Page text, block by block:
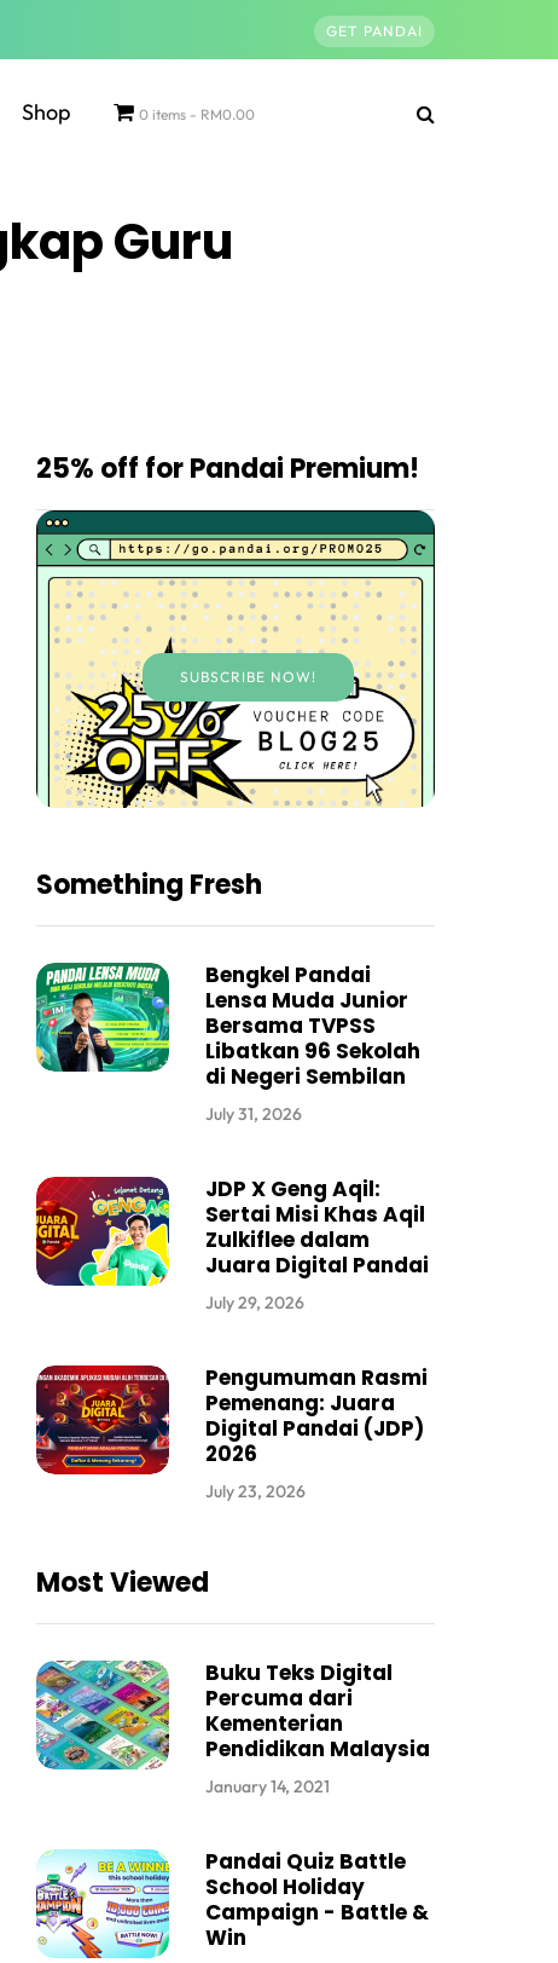
GET PANDAI
Shop 0 items RM0.00
Guru
25% off for Pandai Premium!
SUBSCRIBE NOW!
Something Fresh
Bengkel Pandai
Lensa Muda Junior
Bersama TVPSS
Libatkan 96 Sekolah
di Negeri Sembilan
July 31, 2026
JDP X Geng Aqil:
Sertai Misi Khas Aqil
Zulkiflee dalam
Juara Digital Pandai
July 29, 2026
Pengumuman Rasmi
Pemenang: Juara
Digital Pandai (JDP)
2026
July 23, 2026
Most Viewed
Buku Teks Digital
Percuma dari
Kementerian
Pendidikan Malaysia
January 14, 2021
Pandai Quiz Battle
School Holiday
Campaign - Battle &
Win